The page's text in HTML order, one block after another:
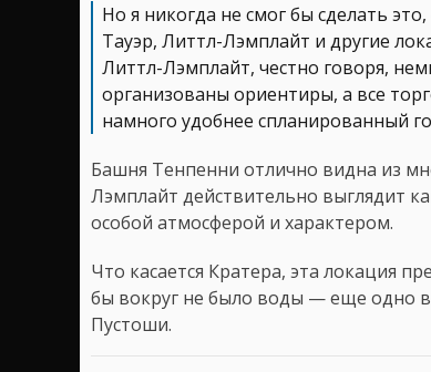
Но я никогда не смог бы сделать
Тауэр, Литтл-Лэмплайт и другие
Литтл-Лэмплайт, честно говоря,
организованы ориентиры, а все
намного удобнее спланированный
Башня Тенпенни отлично видна из
Лэмплайт действительно выглядит
особой атмосферой и характером.
Что касается Кратера, эта локация
бы вокруг не было воды — еще одно
Пустоши.